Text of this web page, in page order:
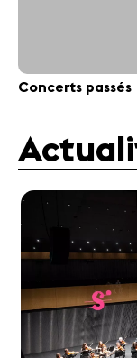
Concerts passés